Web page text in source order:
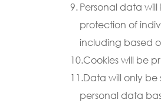
Personal data
protection of
including based
Cookies will be
Data will only be
personal data